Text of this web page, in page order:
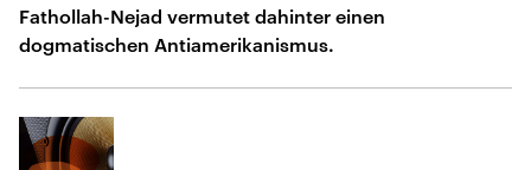
Fathollah-Nejad vermutet dahinter einen
dogmatischen Antiamerikanismus.